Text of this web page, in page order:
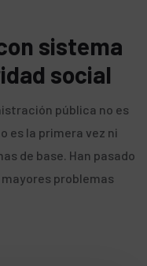
sistema
social
pública no es
es la primera vez ni
de base. Han pasado
problemas